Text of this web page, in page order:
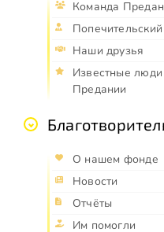
Команда
Наши друзья
Известные
Предании
О нашем фонде
Новости
Отчёты
Им помогли